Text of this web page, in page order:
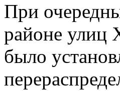
При
районе улиц
было